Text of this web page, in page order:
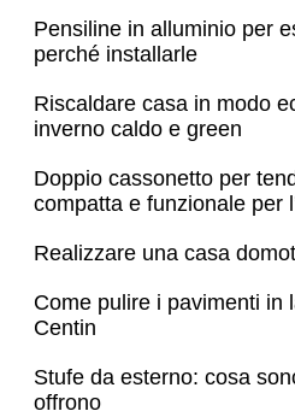
Pensiline in alluminio per
perché installarle
Riscaldare casa in modo
inverno caldo e green
Doppio cassonetto per
compatta e funzionale per
Realizzare una casa
Come pulire i pavimenti in
Centin
Stufe da esterno: cosa
offrono